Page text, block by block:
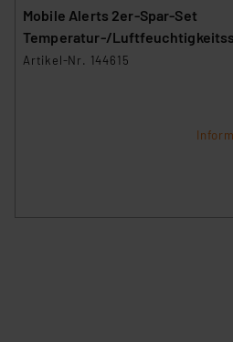
Mobile Alerts 2er-Spar-Set
Temperatur-/
Artikel-Nr. 144615